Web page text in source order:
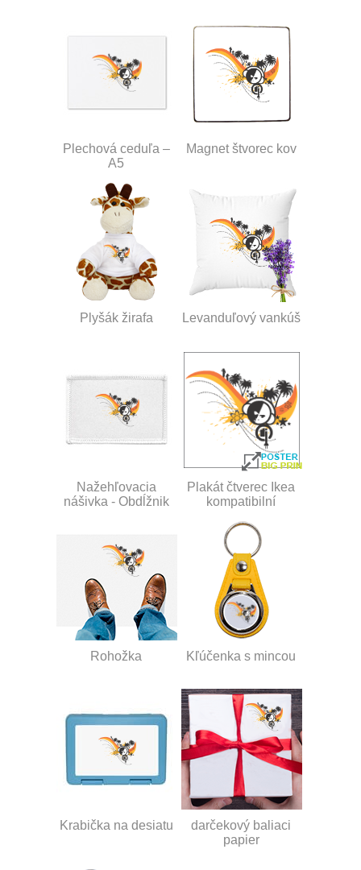
Plechová ceduľa –
A5
Magnet štvorec kov
Plyšák žirafa Levanduľový vankúš
Nažehľovacia
nášivka - Obdĺžnik
Plakát čtverec Ikea
kompatibilní
Rohožka Kľúčenka s mincou
Krabička na desiatu
darčekový baliaci
papier